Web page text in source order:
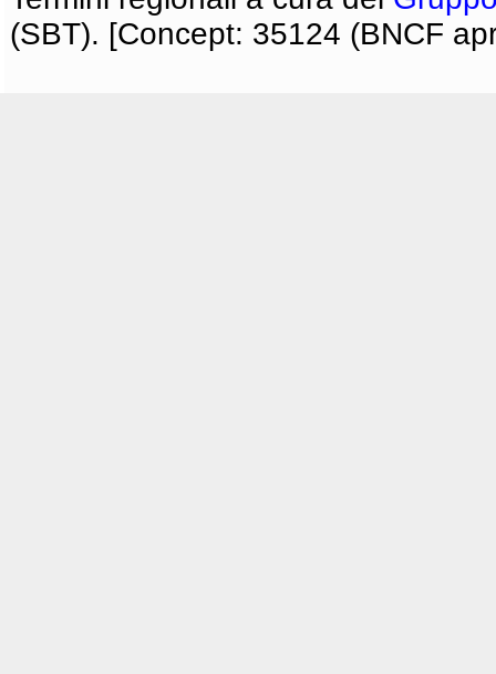
(SBT). [Concept: 35124 (BNCF